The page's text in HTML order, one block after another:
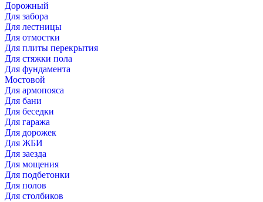
Дорожный
Для забора
Для лестницы
Для отмостки
Для плиты перекрытия
Для стяжки пола
Для фундамента
Мостовой
Для армопояса
Для бани
Для беседки
Для гаража
Для дорожек
Для ЖБИ
Для заезда
Для мощения
Для подбетонки
Для полов
Для столбиков